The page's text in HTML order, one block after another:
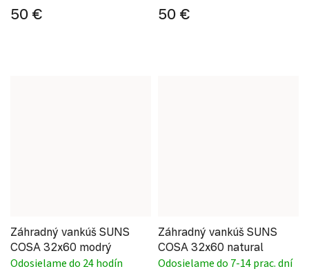
50 € 50 €
Záhradný vankúš SUNS
COSA 32x60 modrý
Odosielame do 24 hodín
Záhradný vankúš SUNS
COSA 32x60 natural
Odosielame do 7-14 prac. dní